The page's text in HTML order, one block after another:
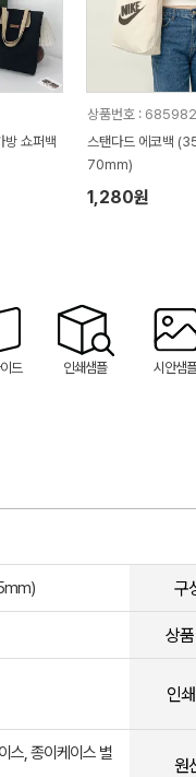
방 쇼퍼백
상품번호 : 685982
스탠다드 에코백
70mm)
1,280원
드 인쇄샘플 시안샘플
구
상
인
스, 종이케이스 별
원